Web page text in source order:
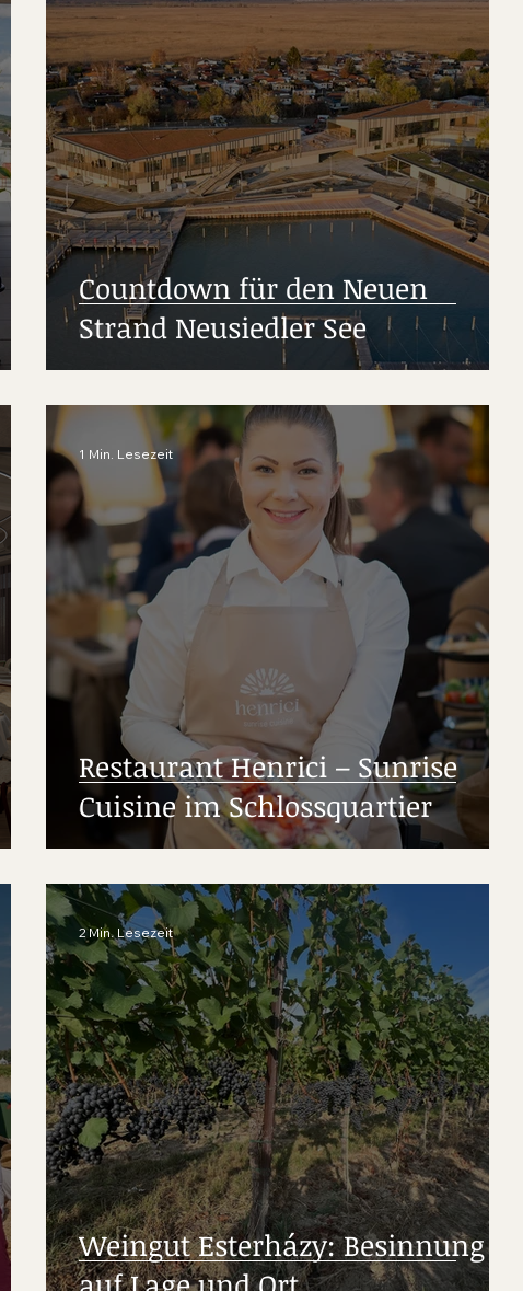
Countdown für den Neuen
Strand Neusiedler See
Restaurant Henrici – Sunrise
Cuisine im Schlossquartier
1 Min. Lesezeit
Weingut Esterházy: Besinnung
2 Min. Lesezeit